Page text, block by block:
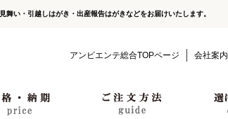
い・引越しはがき・出産報告はがきなどをお届けいたします。
アンビエンテ総合TOPページ 会社案内